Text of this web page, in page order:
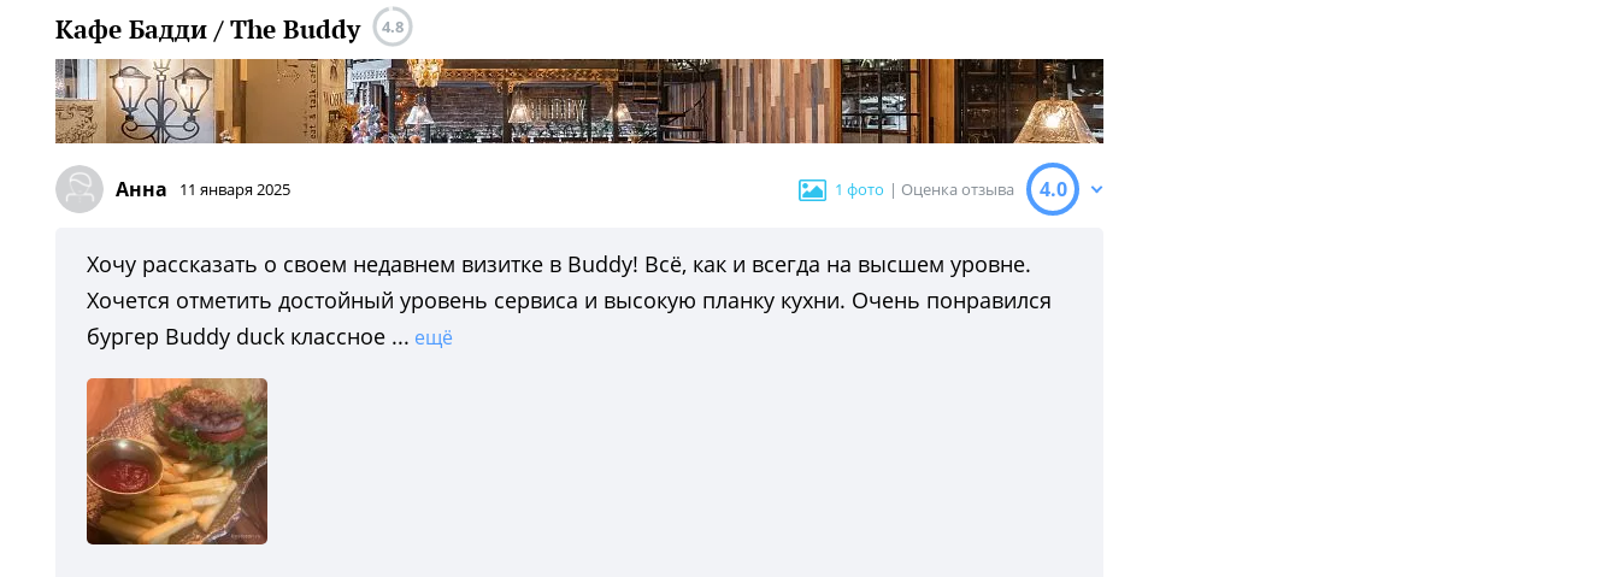
Кафе Бадди / The Buddy 4.8
Анна 11 января 2025 1 фото | Оценка отзыва 4.0
Хочу рассказать о своем недавнем визитке в Buddy! Всё, как и всегда на высшем уровне.
Хочется отметить достойный уровень сервиса и высокую планку кухни. Очень понравился
бургер Buddy duck классное ... ещё